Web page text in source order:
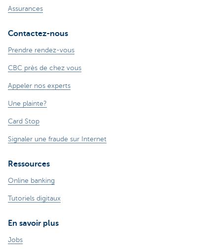
Assurances
Contactez-nous
Prendre rendez-vous
CBC près de chez vous
Appeler nos experts
Une plainte?
Card Stop
Signaler une fraude sur Internet
Ressources
Online banking
Tutoriels digitaux
En savoir plus
Jobs